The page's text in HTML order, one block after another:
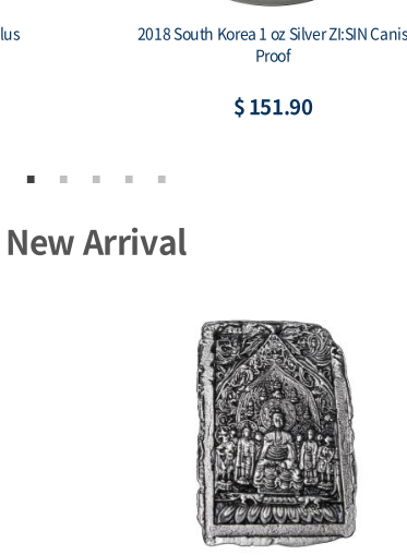
2019 South Korea 1 oz Silver Tiger Proof
Secret (w/Box & COA)
$ 164.22
New Arrival